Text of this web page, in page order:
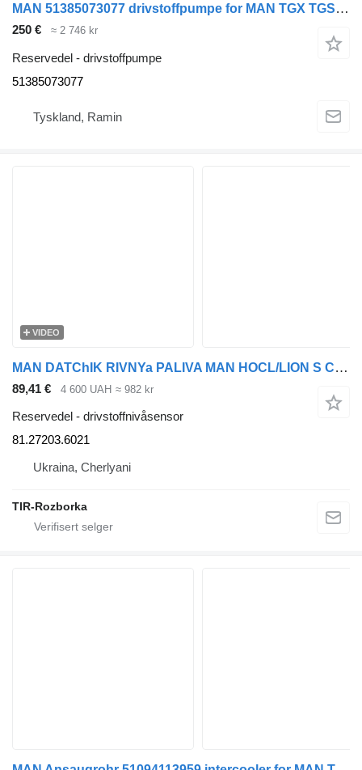
MAN 51385073077 drivstoffpumpe for MAN TGX TGS D2676 buss
250 € ≈ 2 746 kr
Reservedel - drivstoffpumpe
51385073077
Tyskland, Ramin
VIDEO
MAN DATChIK RIVNYa PALIVA MAN HOCL/LION S CITY/TGA/TGM/TGS/TGX >1983 L 81.27203.6021 drivstoffnivåsensor for MAN LION´S CITY, HOCL, TGM, TGA, TGX buss
89,41 € 4 600 UAH ≈ 982 kr
Reservedel - drivstoffnivåsensor
81.27203.6021
Ukraina, Cherlyani
TIR-Rozborka